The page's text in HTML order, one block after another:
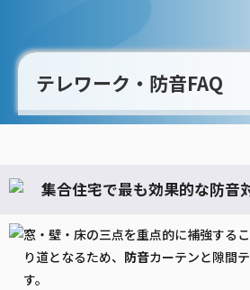
テレワーク・防音FAQ
集合住宅で最も効果的な防音
窓・壁・床の三点を重点的に補強する
り道となるため、 防音カーテンと隙間
す。